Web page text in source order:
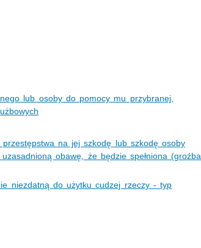
lub osoby do pomocy mu przybranej,
na jej szkodę lub szkodę osoby
obawę, że będzie spełniona (groźba
niezdatną do użytku cudzej rzeczy - typ